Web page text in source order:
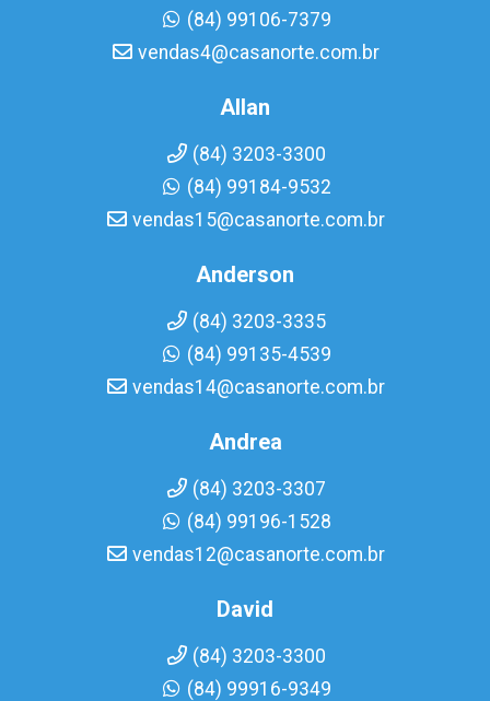
(84) 99106-7379
vendas4@casanorte.com.br
Allan
(84) 3203-3300
(84) 99184-9532
vendas15@casanorte.com.br
Anderson
(84) 3203-3335
(84) 99135-4539
vendas14@casanorte.com.br
Andrea
(84) 3203-3307
(84) 99196-1528
vendas12@casanorte.com.br
David
(84) 3203-3300
(84) 99916-9349